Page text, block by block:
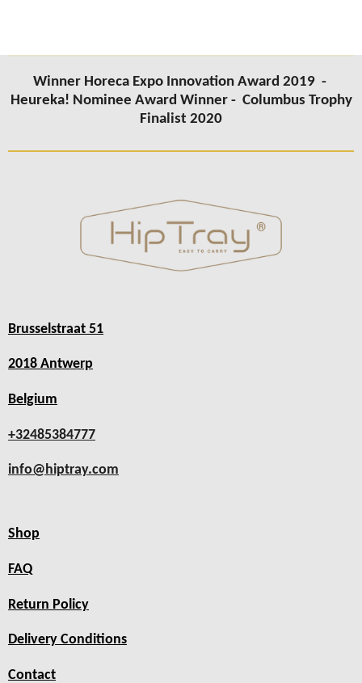
Winner Horeca Expo Innovation Award 2019 -
Heureka! Nominee Award Winner - Columbus Trophy
Finalist 2020
Brusselstraat 51
2018 Antwerp
Belgium
+32485384777
info@hiptray.com
Shop
FAQ
Return Policy
Delivery Conditions
Contact